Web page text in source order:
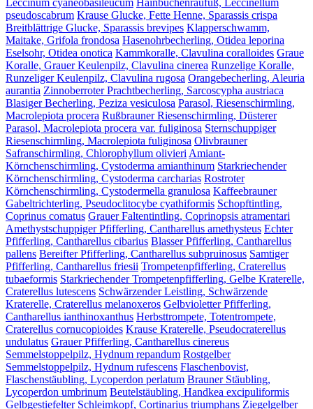
Leccinum cyaneobasileucum Hainbuchenraufuß, Leccinellum
pseudoscabrum Krause Glucke, Fette Henne, Sparassis crispa
Breitblättrige Glucke, Sparassis brevipes Klapperschwamm,
Maitake, Grifola frondosa Hasenohrbecherling, Otidea leporina
Eselsohr, Otidea onotica Kammkoralle, Clavulina coralloides Graue
Koralle, Grauer Keulenpilz, Clavulina cinerea Runzelige Koralle,
Runzeliger Keulenpilz, Clavulina rugosa Orangebecherling, Aleuria
aurantia Zinnoberroter Prachtbecherling, Sarcoscypha austriaca
Blasiger Becherling, Peziza vesiculosa Parasol, Riesenschirmling,
Macrolepiota procera Rußbrauner Riesenschirmling, Düsterer
Parasol, Macrolepiota procera var. fuliginosa Sternschuppiger
Riesenschirmling, Macrolepiota fuliginosa Olivbrauner
Safranschirmling, Chlorophyllum olivieriAmiant-
Körnchenschirmling, Cystoderma amianthinum Starkriechender
Körnchenschirmling, Cystoderma carcharias Rostroter
Körnchenschirmling, Cystodermella granulosa Kaffeebrauner
Gabeltrichterling, Pseudoclitocybe cyathiformis Schopftintling,
Coprinus comatus Grauer Faltentintling, Coprinopsis atramentari
Amethystschuppiger Pfifferling, Cantharellus amethysteus Echter
Pfifferling, Cantharellus cibarius Blasser Pfifferling, Cantharellus
pallens Bereifter Pfifferling, Cantharellus subpruinosus Samtiger
Pfifferling, Cantharellus friesii Trompetenpfifferling, Craterellus
tubaeformis Starkriechender Trompetenpfifferling, Gelbe Kraterelle,
Craterellus lutescens Schwärzender Leistling, Schwärzende
Kraterelle, Craterellus melanoxeros Gelbvioletter Pfifferling,
Cantharellus ianthinoxanthus Herbsttrompete, Totentrompete,
Craterellus cornucopioides Krause Kraterelle, Pseudocraterellus
undulatus Grauer Pfifferling, Cantharellus cinereus
Semmelstoppelpilz, Hydnum repandum Rostgelber
Semmelstoppelpilz, Hydnum rufescens Flaschenbovist,
Flaschenstäubling, Lycoperdon perlatum Brauner Stäubling,
Lycoperdon umbrinum Beutelstäubling, Handkea excipuliformis
Gelbgestiefelter Schleimkopf, Cortinarius triumphans Ziegelgelber